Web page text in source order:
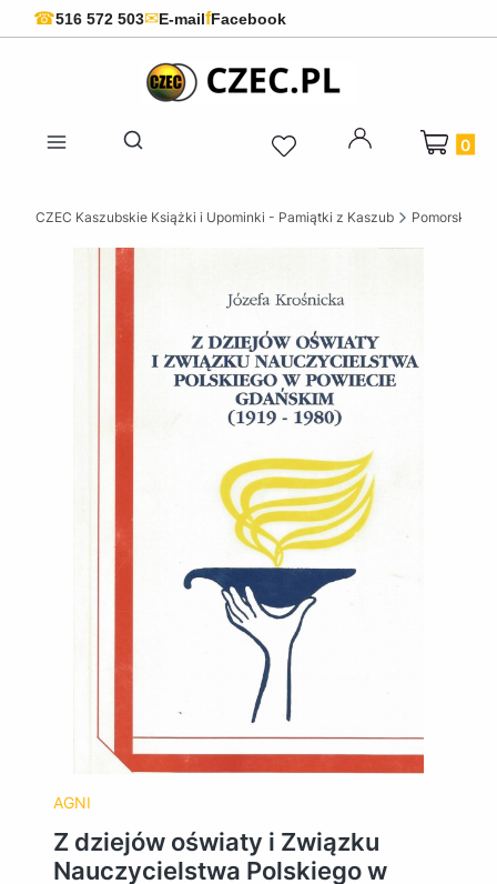
☎516 572 503✉E-mailfFacebook
Otwórz wyszukiwarkę
Produkty
CZEC Kaszubskie Książki i Upominki - Pamiątki z Kaszub Pomorskie
AGNI
Z dziejów oświaty i Związku
Nauczycielstwa Polskiego w